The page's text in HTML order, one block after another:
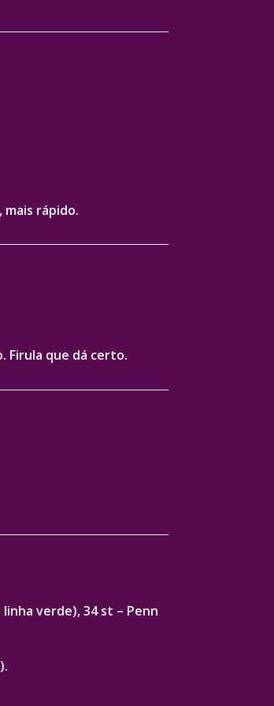
rápido.
Firula que dá certo.
linha verde), 34 st – Penn